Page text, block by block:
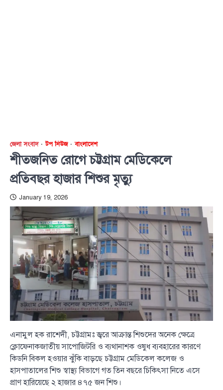
জেলা সংবাদ টপ নিউজ বাংলাদেশ
শীতজনিত রোগে চট্টগ্রাম মেডিকেলে
প্রতিবছর হাজার শিশুর মৃত্যু
January 19, 2026
এনামুল হক রাশেদী, চট্টগ্রামঃ জ্বরে আক্রান্ত শিশুদের অনেক ক্ষেত্রে
ক্লোফেনাকজাতীয় সাপোজিটরি ও ব্যথানাশক ওষুধ ব্যবহারের কারণে
কিডনি বিকল হওয়ার ঝুঁকি বাড়ছে চট্টগ্রাম মেডিকেল কলেজ ও
হাসপাতালের শিশু স্বাস্থ্য বিভাগে গত তিন বছরে চিকিৎসা নিতে এসে
প্রাণ হারিয়েছে ২ হাজার ৪৭৫ জন শিশু।